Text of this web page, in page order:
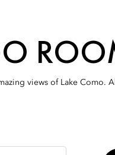
views of Lake Como.
Typy